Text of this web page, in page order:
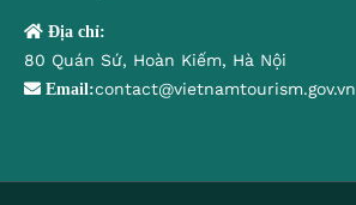
Địa chỉ:
80 Quán Sứ, Hoàn Kiếm, Hà Nội
Email:contact@vietnamtourism.gov.vn